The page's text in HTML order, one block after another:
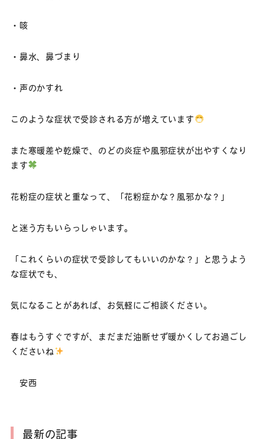
最新の記事
・咳
・鼻水、鼻づまり
・声のかすれ
このような症状で受診される方が増えています
また寒暖差や乾燥で、のどの炎症や風邪症状が出やすくなり
ます
花粉症の症状と重なって、「花粉症かな？風邪かな？」
と迷う方もいらっしゃいます。
「これくらいの症状で受診してもいいのかな？」と思うよう
な症状でも、
気になることがあれば、お気軽にご相談ください。
春はもうすぐですが、まだまだ油断せず暖かくしてお過ごし
くださいね
安西